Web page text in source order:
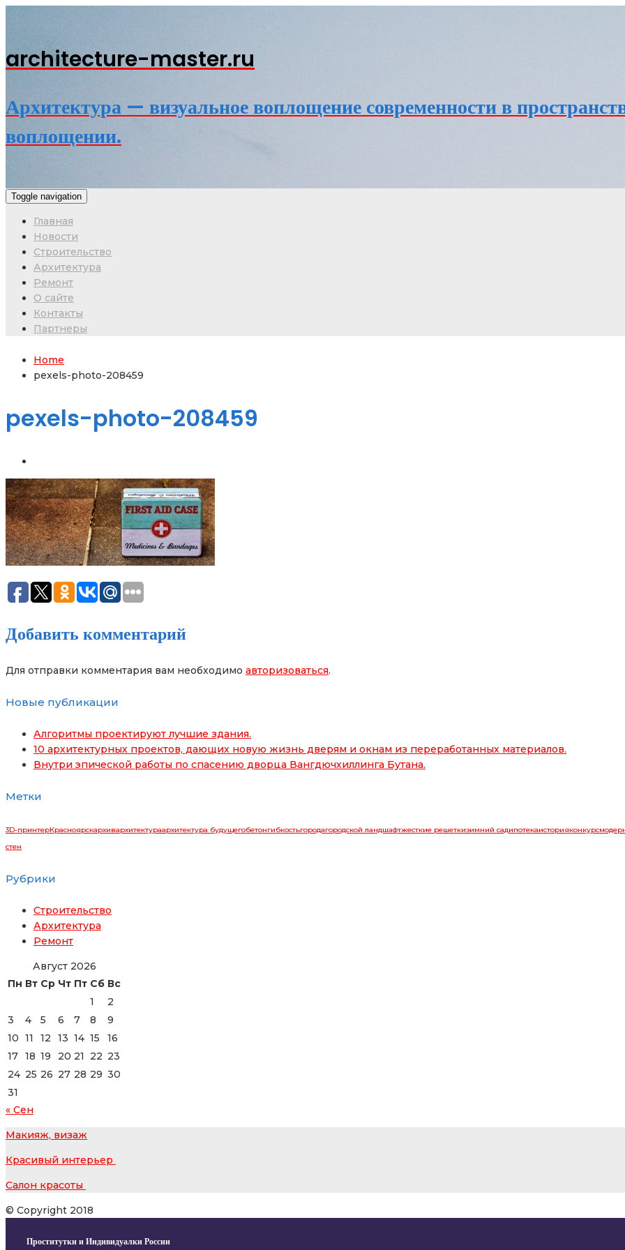
architecture-master.ru
Архитектура — визуальное воплощение современности в
воплощении.
Toggle navigation
Главная
Новости
Строительство
Архитектура
Ремонт
О сайте
Контакты
Партнеры
Home
pexels-photo-208459
pexels-photo-208459
Добавить комментарий
Для отправки комментария вам необходимо авторизоваться.
Новые публикации
Алгоритмы проектируют лучшие здания.
10 архитектурных проектов, дающих новую жизнь дверям и окнам из переработанных материалов.
Внутри эпической работы по спасению дворца Вангдючхиллинга Бутана.
Метки
3D-принтерКрасноярскархивархитектураархитектура будущегобетонгибкостьгородагородской ландшафтжесткие решеткизимний садипотекаисторияконкурс
стен
Рубрики
Строительство
Архитектура
Ремонт
Август 2026
Пн Вт Ср Чт Пт Сб Вс
1
2
3
4 5 6 7 8
9
10 11 12 13 14 15
16
17 18 19 20 21 22 23
24 25 26 27 28 29 30
31
« Сен
Макияж, визаж
Красивый интерьер
Салон красоты
© Copyright 2018
Проститутки и Индивидуалки России